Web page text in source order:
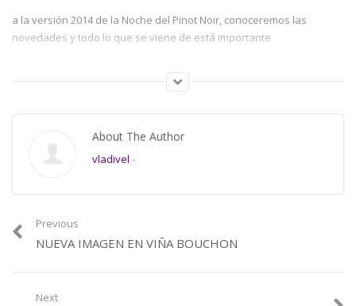
a la versión 2014 de la Noche del Pinot Noir, conoceremos las
novedades y todo lo que se viene de está importante
About The Author
vladivel -
Previous
NUEVA IMAGEN EN VIÑA BOUCHON
Next